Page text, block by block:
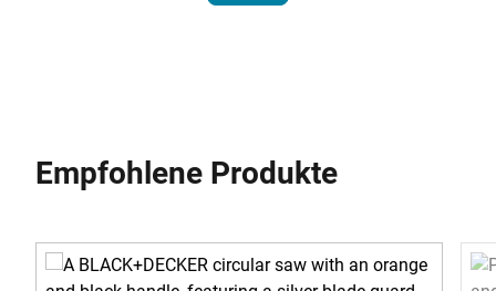
Empfohlene Produkte